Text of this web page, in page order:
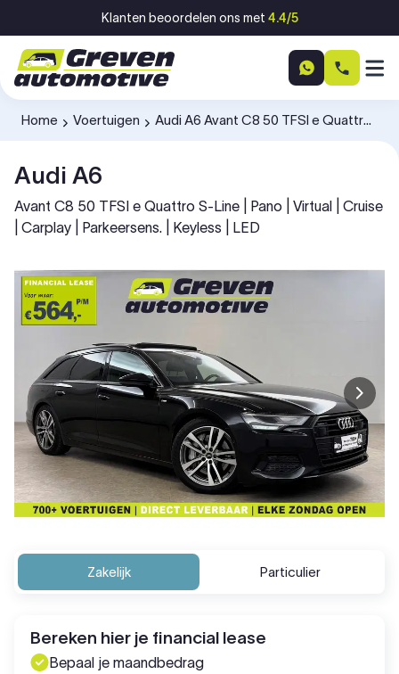
Ga naar inhoudKlanten beoordelen ons met 4.4/5
Home
-
Voertuigen
-
Audi A6 Avant C8 50 TFSI e Quattro S-Line KLL34F
Audi A6
Avant C8 50 TFSI e Quattro S-Line | Pano | Virtual | Cruise
| Carplay | Parkeersens. | Keyless | LED
Zakelijk Particulier
Bereken hier je financial lease
Bepaal je maandbedrag